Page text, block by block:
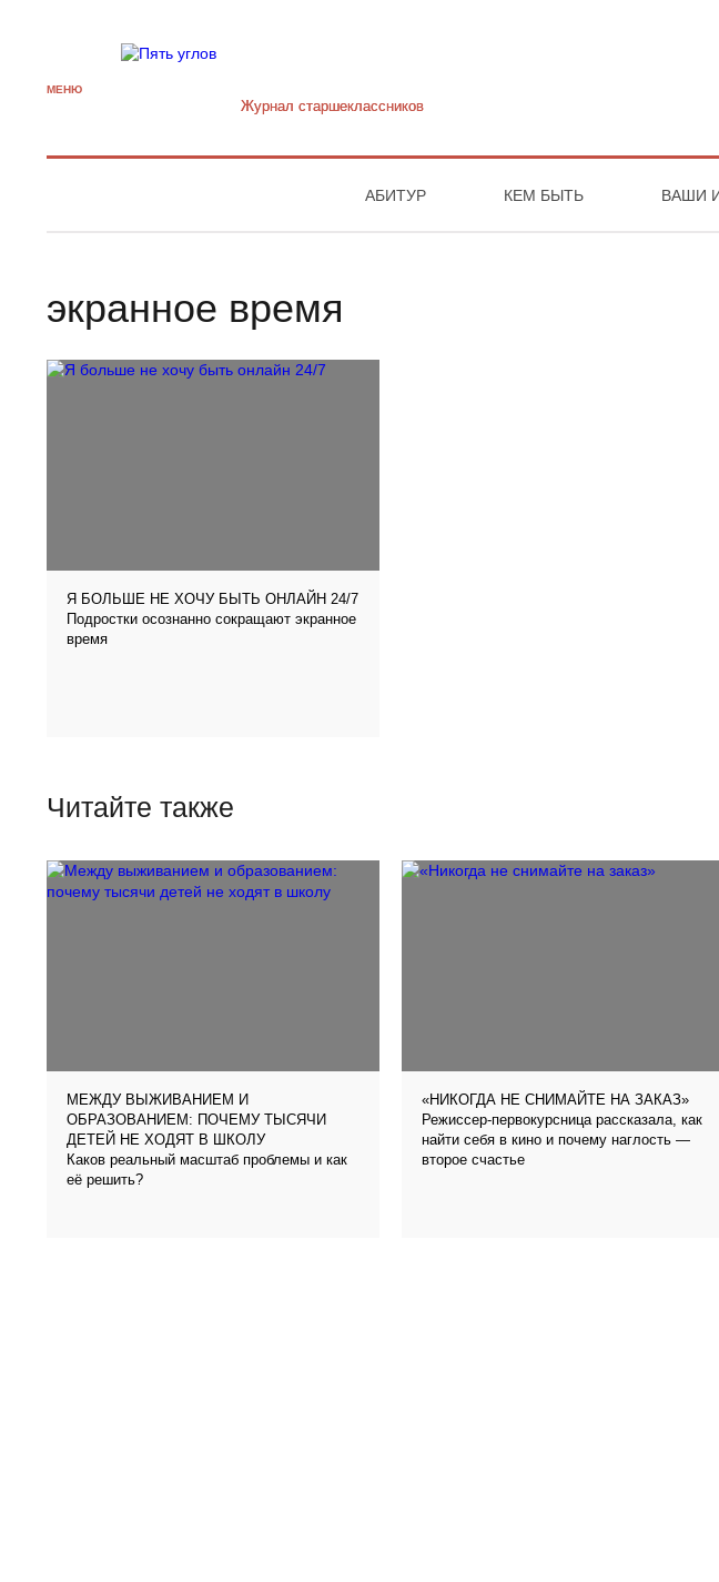
МЕНЮ
Журнал старшекласcников
АБИТУР КЕМ БЫТЬ ВАШИ
экранное время
Я БОЛЬШЕ НЕ ХОЧУ БЫТЬ ОНЛАЙН 24/7
Подростки осознанно сокращают экранное
время
Читайте также
МЕЖДУ ВЫЖИВАНИЕМ И
ОБРАЗОВАНИЕМ: ПОЧЕМУ ТЫСЯЧИ
ДЕТЕЙ НЕ ХОДЯТ В ШКОЛУ
Каков реальный масштаб проблемы и как
её решить?
«НИКОГДА НЕ СНИМАЙТЕ НА ЗАКАЗ»
Режиссер-первокурсница рассказала, как
найти себя в кино и почему наглость —
второе счастье